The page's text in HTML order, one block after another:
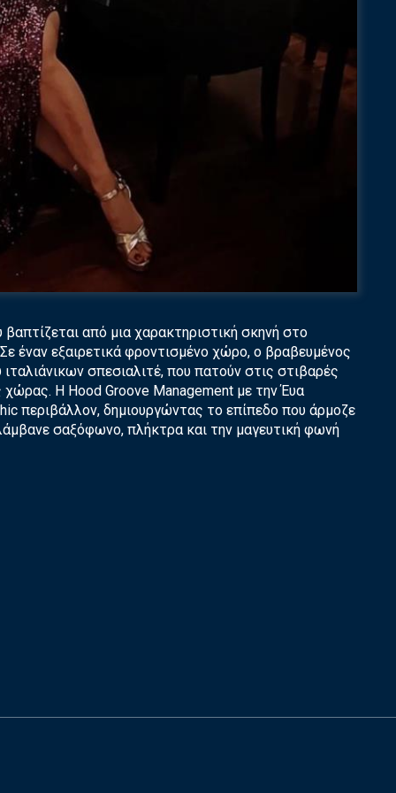
από μια χαρακτηριστική σκηνή στο
έναν εξαιρετικά φροντισμένο χώρο, ο βραβευμένος
σπεσιαλιτέ, που πατούν στις στιβαρές
χώρας. Η Hood Groove Management με την Έυα
περιβάλλον, δημιουργώντας το επίπεδο που άρμοζε
σαξόφωνο, πλήκτρα και την μαγευτική φωνή